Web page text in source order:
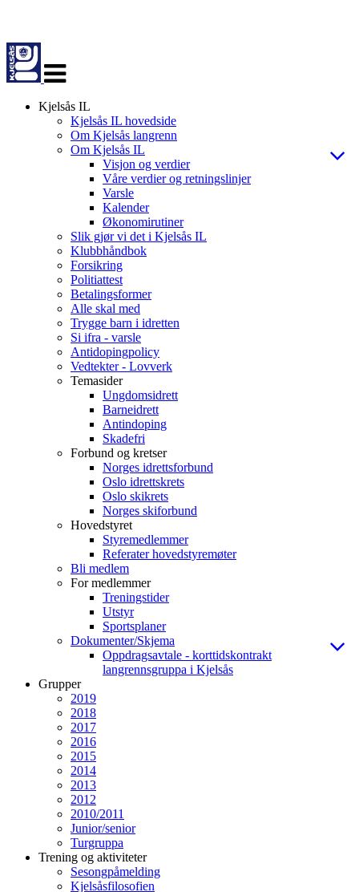
navigasjon
Kjelsås IL
Kjelsås IL hovedside
Om Kjelsås langrenn
Om Kjelsås IL
Visjon og verdier
Våre verdier og retningslinjer
Varsle
Kalender
Økonomirutiner
Slik gjør vi det i Kjelsås IL
Klubbhåndbok
Forsikring
Politiattest
Betalingsformer
Alle skal med
Trygge barn i idretten
Si ifra - varsle
Antidopingpolicy
Vedtekter - Lovverk
Temasider
Ungdomsidrett
Barneidrett
Antindoping
Skadefri
Forbund og kretser
Norges idrettsforbund
Oslo idrettskrets
Oslo skikrets
Norges skiforbund
Hovedstyret
Styremedlemmer
Referater hovedstyremøter
Bli medlem
For medlemmer
Treningstider
Utstyr
Sportsplaner
Dokumenter/Skjema
Oppdragsavtale - korttidskontrakt
langrennsgruppa i Kjelsås
Grupper
2019
2018
2017
2016
2015
2014
2013
2012
2010/2011
Junior/senior
Turgruppa
Trening og aktiviteter
Sesongpåmelding
Kjelsåsfilosofien